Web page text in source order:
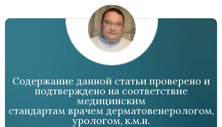
Содержание данной статьи проверено и
подтверждено на соответствие
медицинским
стандартам врачем дерматовенерологом,
урологом, к.м.н.